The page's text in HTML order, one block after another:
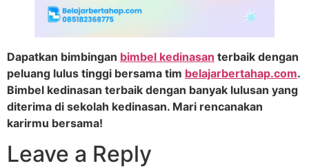
Dapatkan bimbingan bimbel kedinasan terbaik dengan
peluang lulus tinggi bersama tim belajarbertahap.com.
Bimbel kedinasan terbaik dengan banyak lulusan yang
diterima di sekolah kedinasan. Mari rencanakan
karirmu bersama!
Leave a Reply